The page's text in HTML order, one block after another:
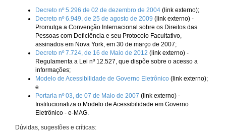
Decreto nº 5.296 de 02 de dezembro de 2004 (link externo);
Decreto nº 6.949, de 25 de agosto de 2009 (link externo) -
Promulga a Convenção Internacional sobre os Direitos das
Pessoas com Deficiência e seu Protocolo Facultativo,
assinados em Nova York, em 30 de março de 2007;
Decreto nº 7.724, de 16 de Maio de 2012 (link externo) -
Regulamenta a Lei nº 12.527, que dispõe sobre o acesso a
informações;
Modelo de Acessibilidade de Governo Eletrônico (link externo);
e
Portaria nº 03, de 07 de Maio de 2007 (link externo) -
Institucionaliza o Modelo de Acessibilidade em Governo
Eletrônico - e-MAG.
Dúvidas, sugestões e críticas: